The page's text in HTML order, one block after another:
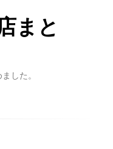
まと
した。